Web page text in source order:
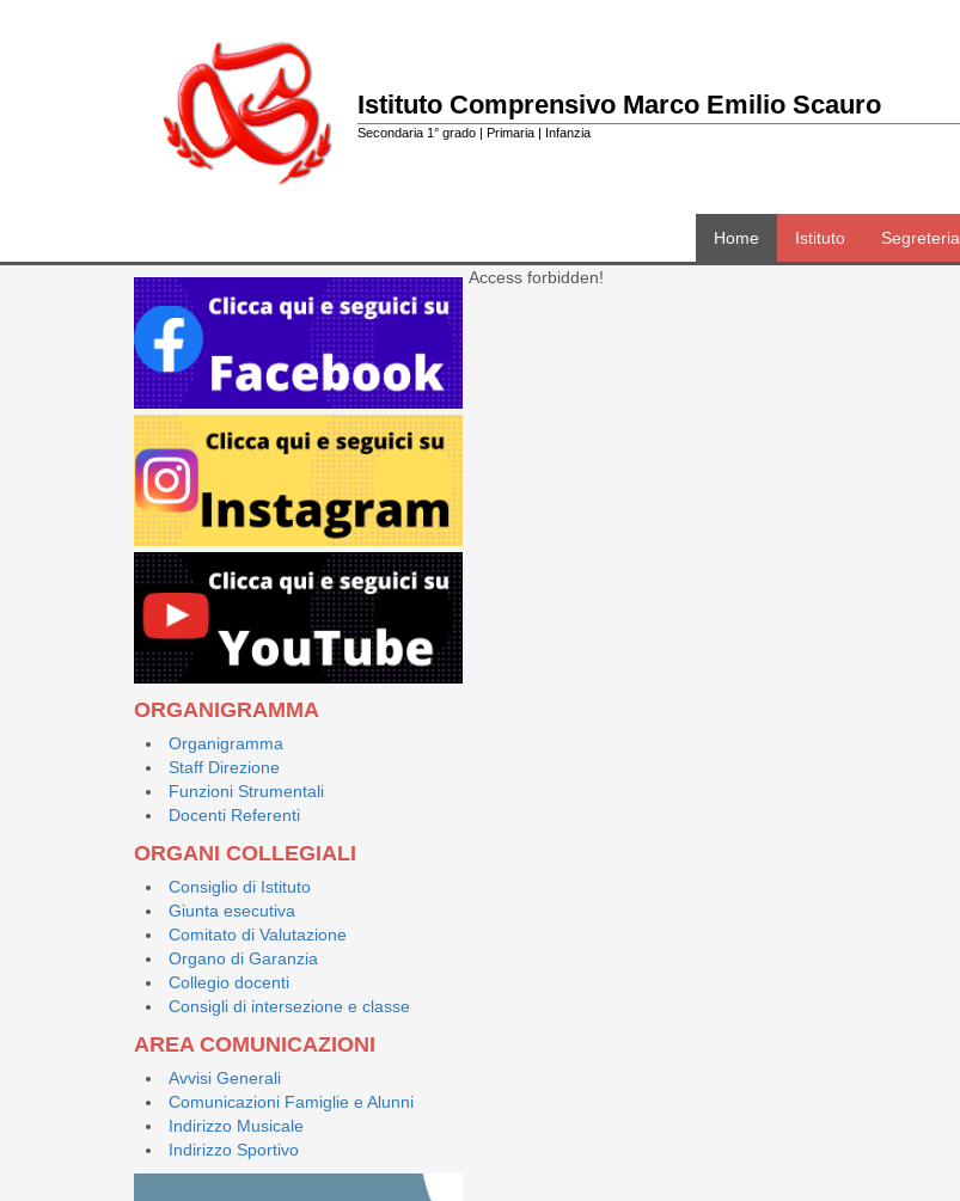
Istituto Comprensivo Marco Emilio Scauro
Secondaria 1° grado | Primaria | Infanzia
Home Istituto Segreteria
ORGANIGRAMMA
Organigramma
Staff Direzione
Funzioni Strumentali
Docenti Referenti
ORGANI COLLEGIALI
Consiglio di Istituto
Giunta esecutiva
Comitato di Valutazione
Organo di Garanzia
Collegio docenti
Consigli di intersezione e classe
AREA COMUNICAZIONI
Avvisi Generali
Comunicazioni Famiglie e Alunni
Indirizzo Musicale
Indirizzo Sportivo
Access forbidden!